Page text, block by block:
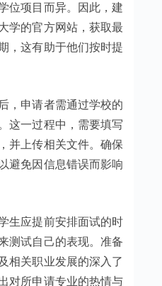
位项目而异。因此，建
学的官方网站，获取最
，这有助于他们按时提
，申请者需通过学校的
这一过程中，需要填写
并上传相关文件。确保
避免因信息错误而影响
生应提前安排面试的时
测试自己的表现。准备
相关职业发展的深入了
对所申请专业的热情与